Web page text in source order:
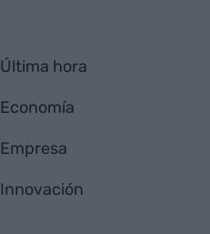
Última hora
Economía
Empresa
Innovación